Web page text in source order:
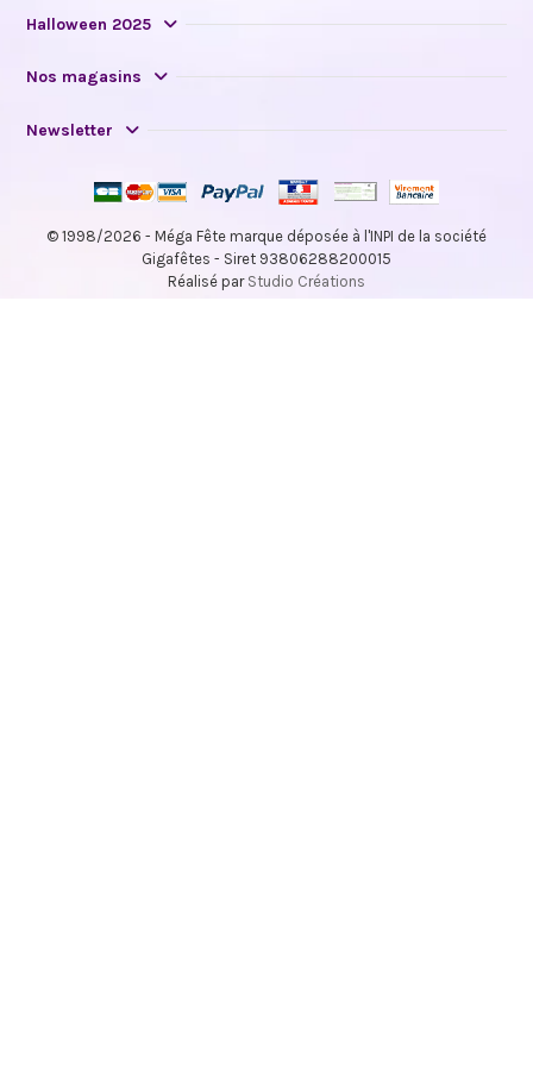
Halloween 2025
Nos magasins
Newsletter
© 1998/2026 - Méga Fête marque déposée à l'INPI de la société
Gigafêtes - Siret 93806288200015
Réalisé par Studio Créations